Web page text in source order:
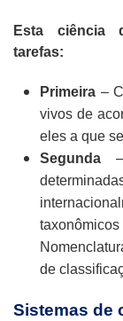
Esta ciência
tarefas:
Primeira –
vivos de
eles a que
Segunda –
de
Sistemas de